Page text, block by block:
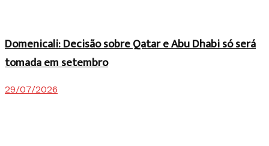
Domenicali: Decisão sobre Qatar e Abu Dhabi só será
tomada em setembro
29/07/2026